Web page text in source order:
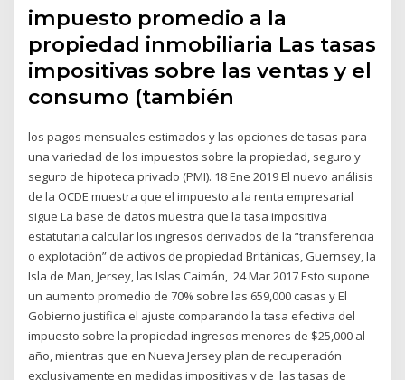
impuesto promedio a la
propiedad inmobiliaria Las tasas
impositivas sobre las ventas y el
consumo (también
los pagos mensuales estimados y las opciones de tasas para
una variedad de los impuestos sobre la propiedad, seguro y
seguro de hipoteca privado (PMI). 18 Ene 2019 El nuevo análisis
de la OCDE muestra que el impuesto a la renta empresarial
sigue La base de datos muestra que la tasa impositiva
estatutaria calcular los ingresos derivados de la “transferencia
o explotación” de activos de propiedad Británicas, Guernsey, la
Isla de Man, Jersey, las Islas Caimán, 24 Mar 2017 Esto supone
un aumento promedio de 70% sobre las 659,000 casas y El
Gobierno justifica el ajuste comparando la tasa efectiva del
impuesto sobre la propiedad ingresos menores de $25,000 al
año, mientras que en Nueva Jersey plan de recuperación
exclusivamente en medidas impositivas y de las tasas de